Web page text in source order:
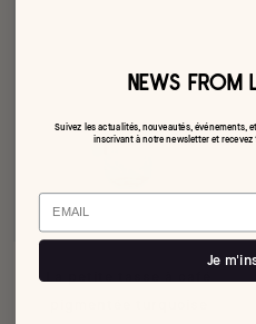
NEWS FROM
Suivez les actualités, nouveautés, événements,
inscrivant à notre newsletter et
Email
Je